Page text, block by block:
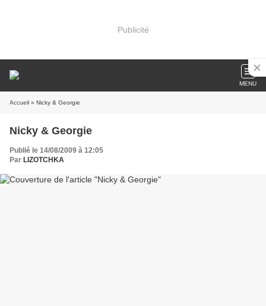
Publicité
MENU
Accueil » Nicky & Georgie
Nicky & Georgie
Publié le 14/08/2009 à 12:05
Par LIZOTCHKA